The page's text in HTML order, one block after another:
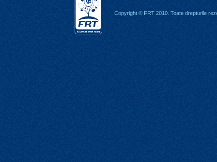
Copyright © FRT 2010. Toate drepturile